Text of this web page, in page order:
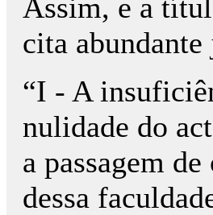
Assim, e a
cita
“I - A
nulidade do
a passagem
dessa